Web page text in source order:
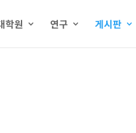
학원 연구 게시판